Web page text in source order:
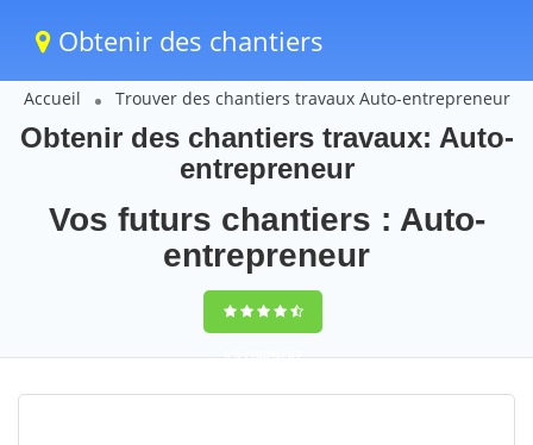
Obtenir des chantiers
Accueil Trouver des chantiers travaux Auto-entrepreneur
Obtenir des chantiers travaux: Auto-
entrepreneur
Vos futurs chantiers : Auto-
entrepreneur
9,5(100%)87
votes